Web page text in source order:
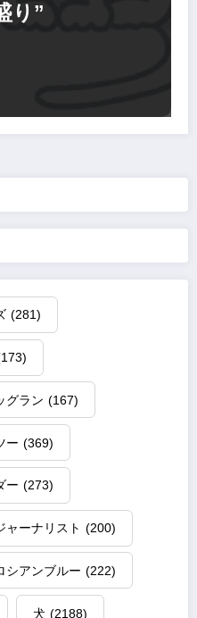
り”
(281)
グラン (167)
ー (369)
ー (273)
ャーナリスト (200)
シアンブルー (222)
犬 (2188)